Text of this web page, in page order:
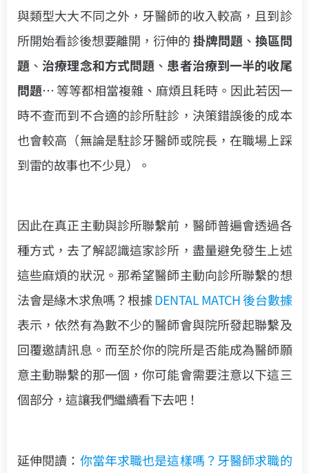
與類型大大不同之外，牙醫師的收入較高，且到診
所開始看診後想要離開，衍伸的掛牌問題、 換區問
題 、治療理念和方式問題 、 患者治療到一半的收尾
問題… 等等都相當複雜、麻煩且耗時。因此若因一
時不查而到不合適的診所駐診，決策錯誤後的成本
也會較高（無論是駐診牙醫師或院長，在職場上踩
到雷的故事也不少見）。
因此在真正主動與診所聯繫前，醫師普遍會透過各
種方式，去了解認識這家診所，盡量避免發生上述
這些麻煩的狀況。那希望醫師主動向診所聯繫的想
法會是緣木求魚嗎？根據DENTAL MATCH後台數據
表示，依然有為數不少的醫師會與院所發起聯繫及
回覆邀請訊息。而至於你的院所是否能成為醫師願
意主動聯繫的那一個，你可能會需要注意以下這三
個部分，這讓我們繼續看下去吧！
延伸閱讀： 你當年求職也是這樣嗎？牙醫師求職的